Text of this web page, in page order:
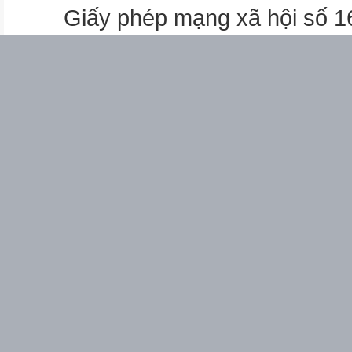
Giấy phép mạng xã hội số